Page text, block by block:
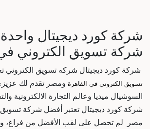
شركة كورد ديجيتال
شركة تسويق الكتروني
شركة كورد ديجيتال شركه تسويق الكتروني
تسويق الكتروني في القاهرة ومصر تقدم لك
السوشيال ميديا وعالم التجارة الالكترونية
شركة كورد ديجيتال تعتبر أفضل شركة تسويق
مصر لم تحصل على لقب الأفضل من فراغ،